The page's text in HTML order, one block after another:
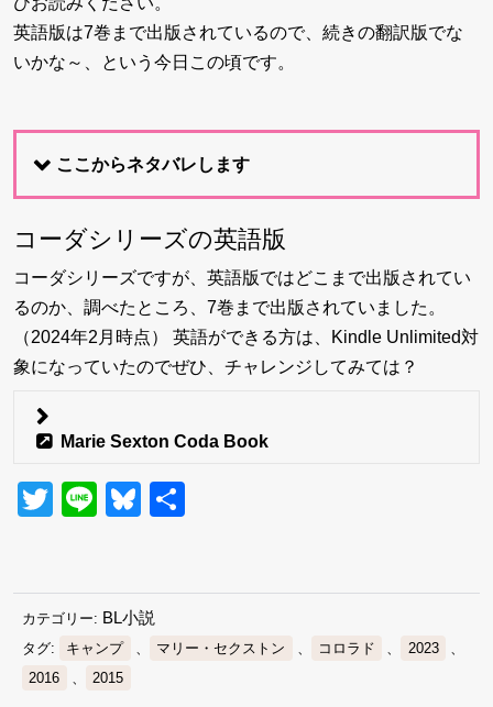
英語版は7巻まで出版されているので、続きの翻訳版でな
いかな～、という今日この頃です。
ここからネタバレします
コーダシリーズの英語版
コーダシリーズですが、英語版ではどこまで出版されてい
るのか、調べたところ、7巻まで出版されていました。
（2024年2月時点） 英語ができる方は、Kindle Unlimited対
象になっていたのでぜひ、チャレンジしてみては？
Marie Sexton Coda Book
Twitter
LineBluesky
カテゴリー: BL小説
タグ: キャンプ 、 マリー・セクストン 、 コロラド 、 2023
、
2016
、 2015